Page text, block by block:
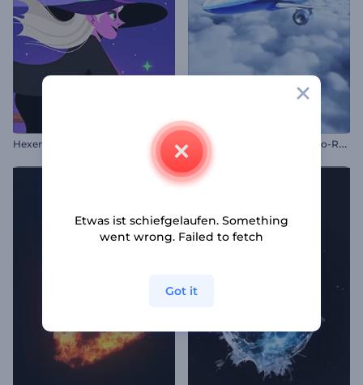
Hexenhafter Halloween-Opener R
ealistisches Flugzeug-Logo-Reveal
Etwas ist schiefgelaufen. Something
went wrong. Failed to fetch
Got it